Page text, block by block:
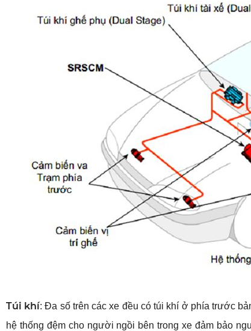
Túi khí: Đa số trên các xe đều có túi khí ở phía trước
hệ thống đệm cho người ngồi bên trong xe đảm bảo